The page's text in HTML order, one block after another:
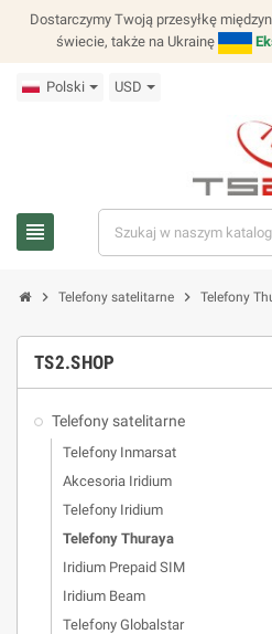
Dostarczymy Twoją przesyłkę
świecie, także na Ukrainę
Polski USD
view_headline
chevron_right Telefony satelitarne chevron_right Telefony
TS2.SHOP
Telefony satelitarne
Telefony Inmarsat
Akcesoria Iridium
Telefony Iridium
Telefony Thuraya
Iridium Prepaid SIM
Iridium Beam
Telefony Globalstar